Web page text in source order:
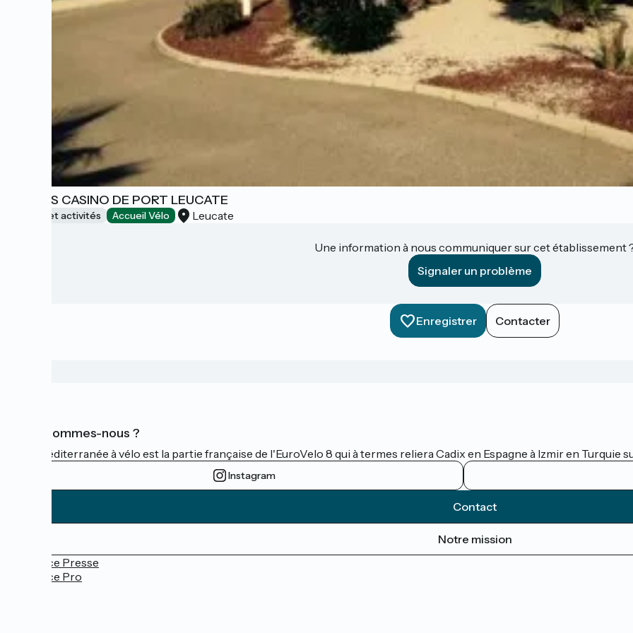
CIRCUS CASINO DE PORT LEUCATE
Loisirs et activités Accueil Vélo Leucate
Une information à nous communiquer sur cet établissement
Signaler un problème
Enregistrer Contacter
Qui sommes-nous ?
La Méditerranée à vélo est la partie française de l'EuroVelo 8 qui à termes reliera Cadix en Espagne à Izmir en Turquie
Instagram
Contact
Notre mission
Espace Presse
Espace Pro